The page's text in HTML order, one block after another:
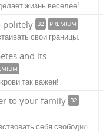
жизнь веселее!
politely B2 PREMIUM
свои границы.
and its
так важен!
to your family
B2
себя свободно